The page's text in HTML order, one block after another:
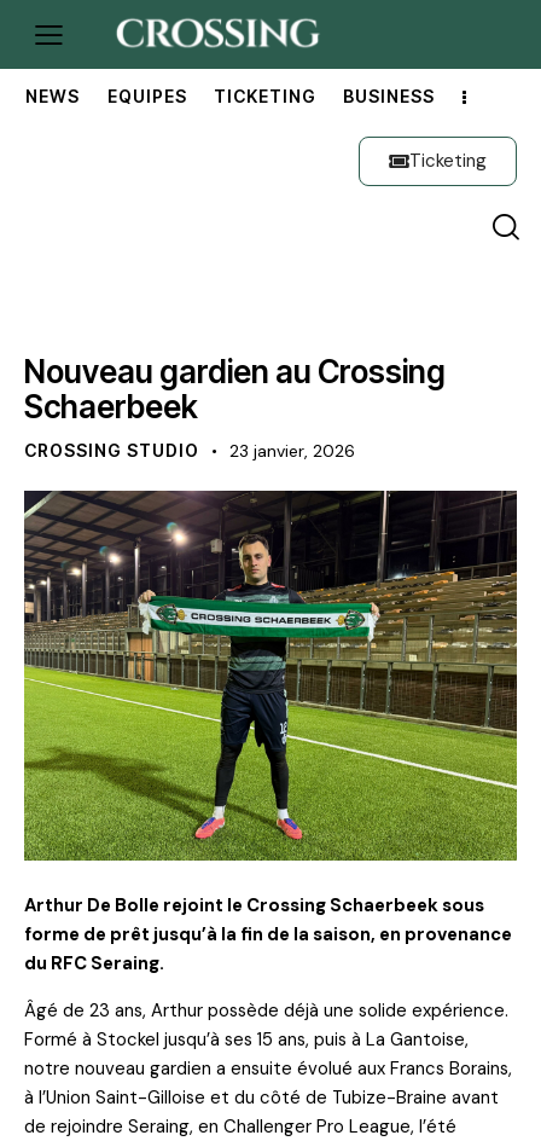
NEWS EQUIPES TICKETING BUSINESS
Ticketing
Nouveau gardien au Crossing
Schaerbeek
CROSSING STUDIO 23 janvier, 2026
Arthur De Bolle rejoint le Crossing Schaerbeek sous
forme de prêt jusqu’à la fin de la saison, en provenance
du RFC Seraing.
Âgé de 23 ans, Arthur possède déjà une solide expérience.
Formé à Stockel jusqu’à ses 15 ans, puis à La Gantoise,
notre nouveau gardien a ensuite évolué aux Francs Borains,
à l’Union Saint-Gilloise et du côté de Tubize-Braine avant
de rejoindre Seraing, en Challenger Pro League, l’été